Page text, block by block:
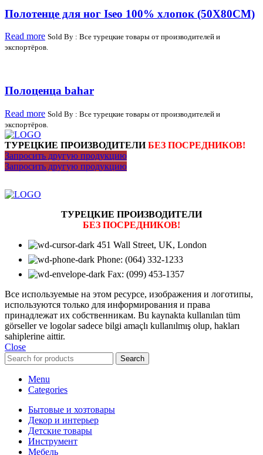
Полотенце для ног Iseo 100% хлопок (50X80CM)
Read more Sold By : Все турецкие товары от производителей и
экспортёров.
Полоценца bahar
Read more Sold By : Все турецкие товары от производителей и
экспортёров.
ТУРЕЦКИЕ ПРОИЗВОДИТЕЛИБЕЗ ПОСРЕДНИКОВ!
Запросить другую продукцию
Запросить другую продукцию
ТУРЕЦКИЕ ПРОИЗВОДИТЕЛИ
БЕЗ ПОСРЕДНИКОВ!
451 Wall Street, UK, London
Phone: (064) 332-1233
Fax: (099) 453-1357
Все используемые на этом ресурсе, изображения и логотипы,
используются только для информирования и права
принадлежат их собственникам. Bu kaynakta kullanılan tüm
görseller ve logolar sadece bilgi amaçlı kullanılmış olup, hakları
sahiplerine aittir.
Close
Search
Menu
Categories
Бытовые и хозтовары
Декор и интерьер
Детские товары
Инструмент
Мебель